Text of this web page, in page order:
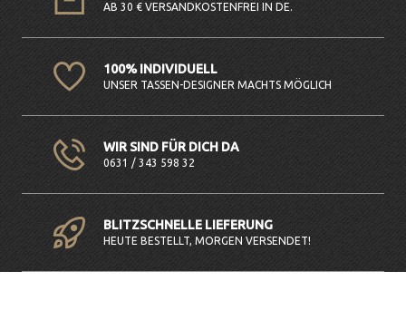
AB 30 € VERSANDKOSTENFREI IN DE.
100% INDIVIDUELL
UNSER TASSEN-DESIGNER MACHTS MÖGLICH
WIR SIND FÜR DICH DA
0631 / 343 598 32
BLITZSCHNELLE LIEFERUNG
HEUTE BESTELLT, MORGEN VERSENDET!